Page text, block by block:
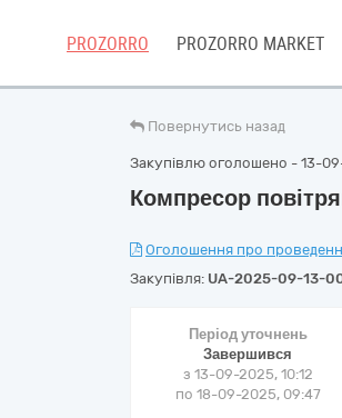
PROZORRO PROZORRO MARKET
Повернутись назад
Закупівлю оголошено - 13-
Компресор
Оголошення про
Закупівля: UA-2025-09-13-
Період уточнень
Завершився
з 13-09-2025, 10:12
по 18-09-2025, 09:47